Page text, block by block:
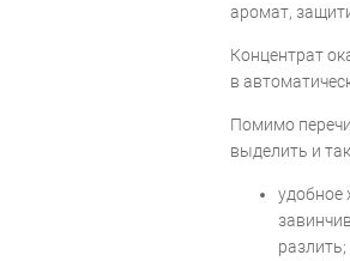
аромат,
Концентрат
в
Помимо
выделить и
удобное
разлить;